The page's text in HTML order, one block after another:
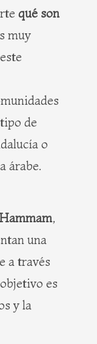
qué son
muy
de
o
árabe.
Hammam,
una
a través
es
y la